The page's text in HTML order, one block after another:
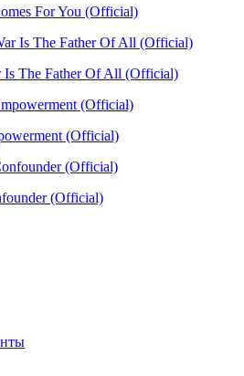
For You (Official)
Is The Father Of All (Official)
(Official)
(Official)